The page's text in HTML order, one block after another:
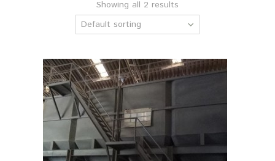
Showing all 2 results
Default sorting